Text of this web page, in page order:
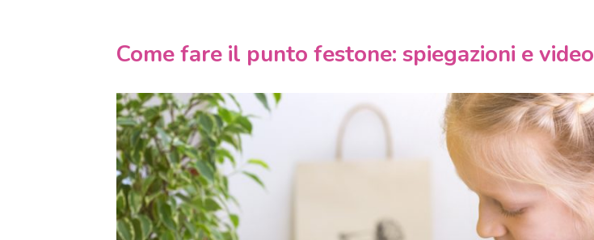
Come fare il punto festone: spiegazioni e video